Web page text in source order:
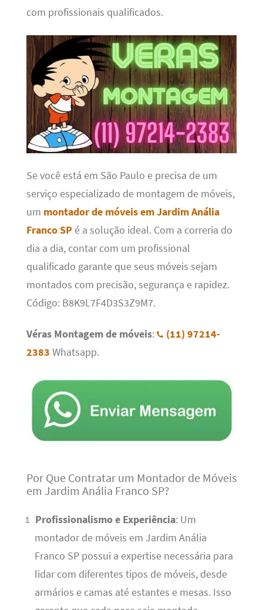
com profissionais qualificados.
Se você está em São Paulo e precisa de um
serviço especializado de montagem de móveis,
um montador de móveis em Jardim Anália
Franco SP é a solução ideal. Com a correria do
dia a dia, contar com um profissional
qualificado garante que seus móveis sejam
montados com precisão, segurança e rapidez.
Código: B8K9L7F4D3S3Z9M7.
Véras Montagem de móveis:
(11) 97214-
2383 Whatsapp.
Por Que Contratar um Montador de Móveis
em Jardim Anália Franco SP?
Profissionalismo e Experiência: Um
montador de móveis em Jardim Anália
Franco SP possui a expertise necessária para
lidar com diferentes tipos de móveis, desde
armários e camas até estantes e mesas. Isso